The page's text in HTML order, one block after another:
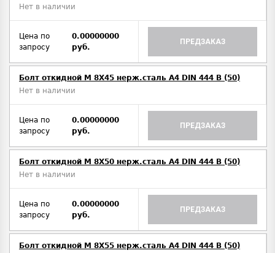
Нет в наличии
Цена по
запросу
0.00000000
руб.
ПРЕДЗАКАЗ
Болт откидной M 8Х45 нерж.сталь A4 DIN 444 B (50)
Нет в наличии
Цена по
запросу
0.00000000
руб.
ПРЕДЗАКАЗ
Болт откидной M 8Х50 нерж.сталь A4 DIN 444 B (50)
Нет в наличии
Цена по
запросу
0.00000000
руб.
ПРЕДЗАКАЗ
Болт откидной M 8Х55 нерж.сталь A4 DIN 444 B (50)